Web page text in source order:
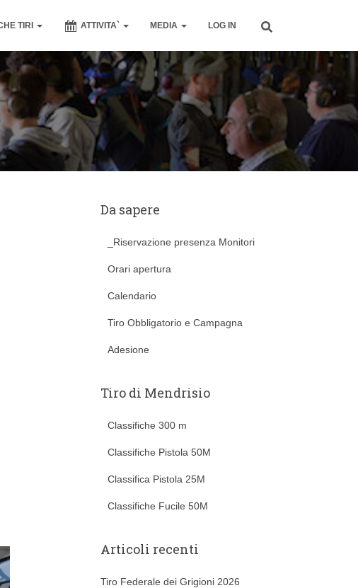
TIRI ATTIVITA` MEDIA LOG IN
Da sapere
_Riservazione presenza Monitori
Orari apertura
Calendario
Tiro Obbligatorio e Campagna
Adesione
Tiro di Mendrisio
Classifiche 300 m
Classifiche Pistola 50M
Classifica Pistola 25M
Classifiche Fucile 50M
Articoli recenti
Tiro Federale dei Grigioni 2026